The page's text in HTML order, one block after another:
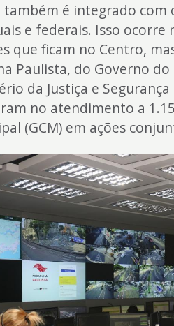
também é integrado com
e federais. Isso
que ficam no Centro,
Paulista, do Governo
da Justiça e
no atendimento a
(GCM) em ações